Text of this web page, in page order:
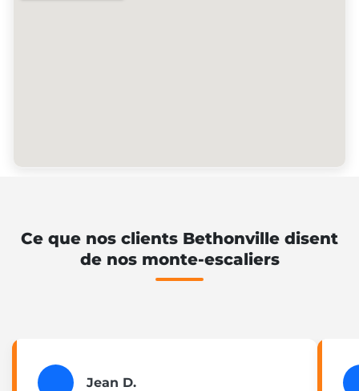
Ce que nos clients Bethonville disent
de nos monte-escaliers
Jean D.